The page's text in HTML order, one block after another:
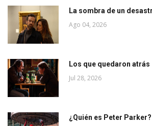
La sombra de un
Ago 04, 2026
Los que quedaron atrás
Jul 28, 2026
¿Quién es Peter Parker?